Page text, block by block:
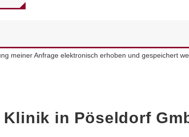
meiner Anfrage elektronisch erhoben und gespeichert
Klinik in Pöseldorf